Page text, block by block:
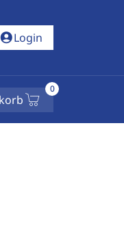
account_circleLogin
0